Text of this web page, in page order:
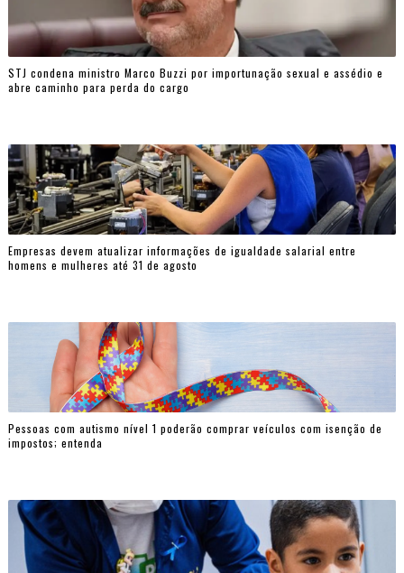
STJ condena ministro Marco Buzzi por importunação sexual e assédio e
abre caminho para perda do cargo
Empresas devem atualizar informações de igualdade salarial entre
homens e mulheres até 31 de agosto
Pessoas com autismo nível 1 poderão comprar veículos com isenção de
impostos; entenda